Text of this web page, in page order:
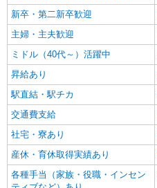
新卒・第二新卒歓迎
主婦・主夫歓迎
ミドル（40代～）活躍中
昇給あり
駅直結・駅チカ
交通費支給
社宅・寮あり
産休・育休取得実績あり
各種手当（家族・役職・インセン